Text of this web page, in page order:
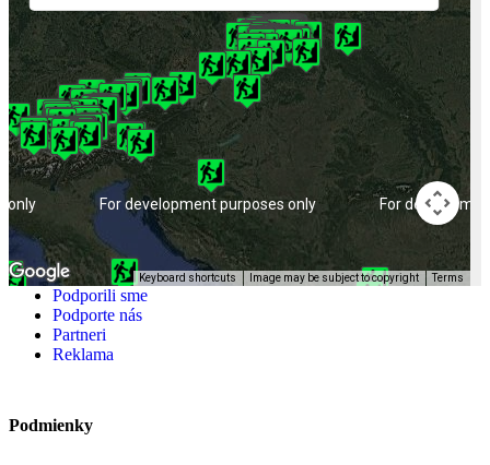
For development purposes only
only For
Keyboard shortcuts Image may be subject to copyright Terms
Podporili sme
Podporte nás
Partneri
Reklama
Podmienky